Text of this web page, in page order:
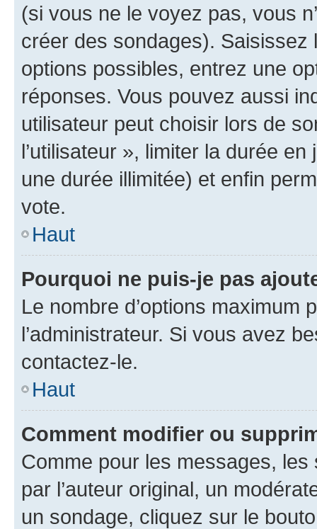
(si vous ne le voyez pas, vous
créer des sondages).
options possibles, entrez une
réponses. Vous pouvez aussi
utilisateur peut choisir lors de
l’utilisateur », limiter la durée
une durée illimitée) et enfin
vote.
Haut
Pourquoi ne puis-je pas
Le nombre d’options maximum
l’administrateur. Si vous avez
contactez-le.
Haut
Comment modifier ou
Comme pour les messages,
par l’auteur original, un
un sondage, cliquez sur le